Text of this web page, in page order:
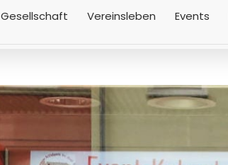
Gesellschaft Vereinsleben Events